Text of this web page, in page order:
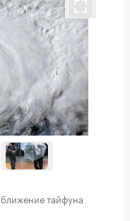
тайфуна